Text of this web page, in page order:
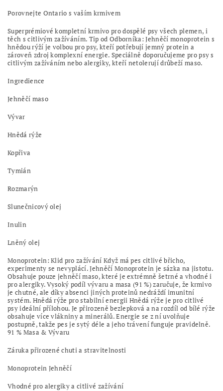
Porovnejte Ontario s vaším krmivem
Superprémiové kompletní krmivo pro dospělé psy všech plemen, i
těch s citlivým zažíváním. Tip od Odborníka: Jehněčí monoprotein s
hnědou rýží je volbou pro psy, kteří potřebují jemný protein a
zároveň zdroj komplexní energie. Speciálně doporučujeme pro psy s
citlivým zažíváním nebo alergiky, kteří netolerují drůbeží maso.
Ingredience
Jehněčí maso
Vývar
Hnědá rýže
Kopřiva
Tymián
Rozmarýn
Slunečnicový olej
Inulin
Lněný olej
Monoprotein: Klid pro zažívání Když má pes citlivé břicho,
experimenty se nevyplácí. Jehněčí Monoprotein je sázka na jistotu.
Obsahuje pouze jehněčí maso, které je extrémně šetrné a vhodné i
pro alergiky. Vysoký podíl vývaru a masa (91 %) zaručuje, že krmivo
je chutné, ale díky absenci jiných proteinů nedráždí imunitní
systém. Hnědá rýže pro stabilní energii Hnědá rýže je pro citlivé
psy ideální přílohou. Je přirozeně bezlepková a na rozdíl od bílé rýže
obsahuje více vlákniny a minerálů. Energie se z ní uvolňuje
postupně, takže pes je sytý déle a jeho trávení funguje pravidelně.
91 % Masa & Vývaru
Záruka přirozené chuti a stravitelnosti
Monoprotein Jehněčí
Vhodné pro alergiky a citlivé zažívání